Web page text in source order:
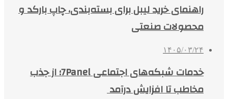
راهنمای خرید لیبل برای بسته‌بندی، چاپ بارکد و
محصولات صنعتی
۱۴۰۵/۰۳/۲۴
خدمات شبکه‌های اجتماعی 7Panel؛ از جذب
مخاطب تا افزایش درآمد